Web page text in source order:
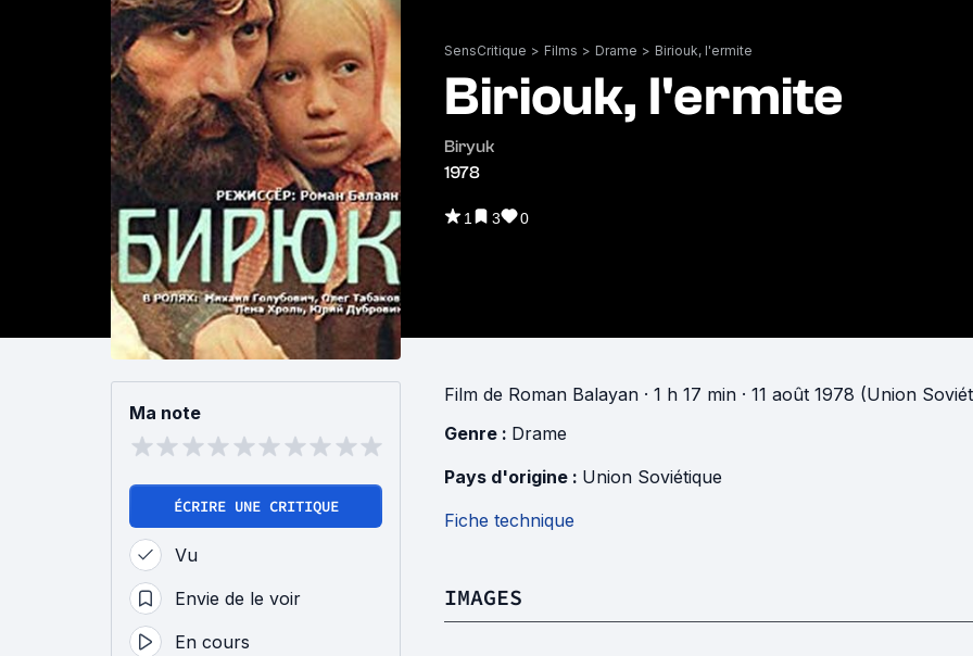
SensCritique > Films > Drame > Biriouk, l'ermite
Biriouk, l'ermite
Biryuk
1978
1 3 0
Ma note
ÉCRIRE UNE CRITIQUE
Vu
Envie de le voir
En cours
Film de Roman Balayan · 1 h 17 min · 11 août 1978 (Union
Genre : Drame
Pays d'origine : Union Soviétique
Fiche technique
IMAGES